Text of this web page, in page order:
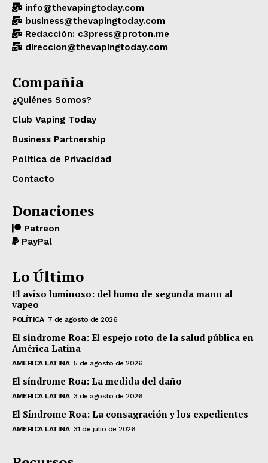
info@thevapingtoday.com
business@thevapingtoday.com
Redacción: c3press@proton.me
direccion@thevapingtoday.com
Compañia
¿Quiénes Somos?
Club Vaping Today
Business Partnership
Política de Privacidad
Contacto
Donaciones
Patreon
PayPal
Lo Último
El aviso luminoso: del humo de segunda mano al
vapeo
POLÍTICA 7 de agosto de 2026
El síndrome Roa: El espejo roto de la salud pública en
América Latina
AMERICA LATINA 5 de agosto de 2026
El síndrome Roa: La medida del daño
AMERICA LATINA 3 de agosto de 2026
El Síndrome Roa: La consagración y los expedientes
AMERICA LATINA 31 de julio de 2026